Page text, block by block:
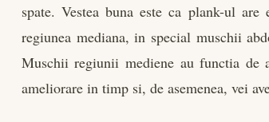
spate. Vestea buna este ca plank-ul
regiunea mediana, in special muschii
Muschii regiunii mediene au functia de
ameliorare in timp si, de asemenea, vei